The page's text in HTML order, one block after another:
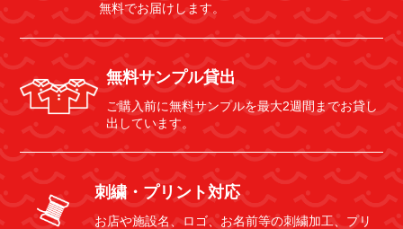
無料でお届けします。
無料サンプル貸出
ご購入前に無料サンプルを最大2週間までお貸し
出しています。
刺繍・プリント対応
お店や施設名、ロゴ、お名前等の刺繍加工、プリ